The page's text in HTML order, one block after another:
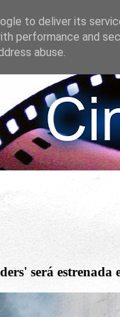
será estrenada
to deliver its
performance and
abuse.